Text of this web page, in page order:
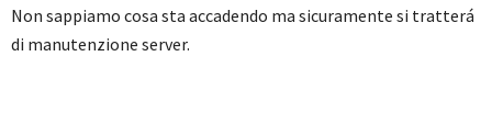
Non sappiamo cosa sta accadendo ma sicuramente si tratterá
di manutenzione server.